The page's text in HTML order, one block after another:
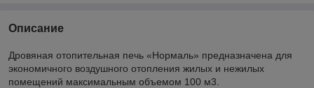
Описание
Дровяная отопительная печь «Нормаль» предназначена для
экономичного воздушного отопления жилых и нежилых
помещений максимальным объемом 100 м3